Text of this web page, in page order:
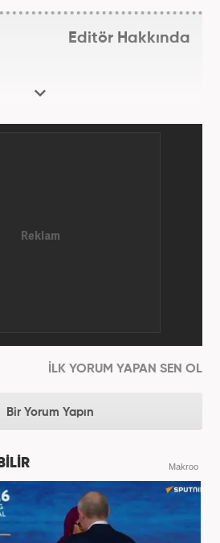
Editör Hakkında
İLK YORUM YAPAN SEN OL
Bir Yorum Yapın
Makroo